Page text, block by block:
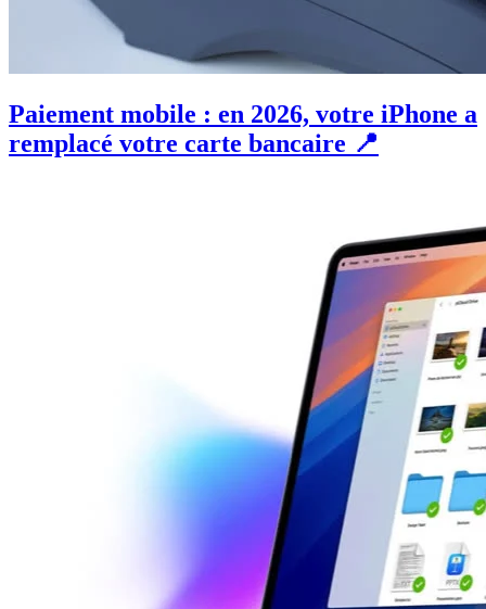
Paiement mobile : en 2026, votre iPhone a
remplacé votre carte bancaire 📍